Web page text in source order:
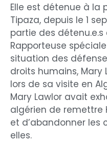
Elle est détenue à la
Tipaza, depuis le 1
partie des détenu.e.s
Rapporteuse
situation des
droits humains, Mary
lors de sa visite en
Mary Lawlor avait
algérien de remettre
et d’abandonner les
elles.